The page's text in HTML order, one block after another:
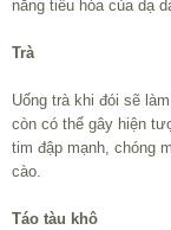
năng tiêu hóa của dạ
Trà
Uống trà khi đói sẽ
còn có thể gây hiện
tim đập mạnh, chóng
cào.
Táo tàu khô